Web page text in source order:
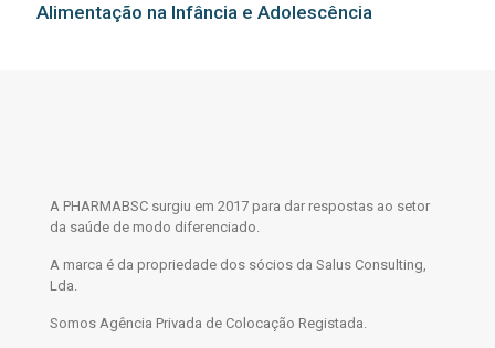
Alimentação na Infância e Adolescência
A PHARMABSC surgiu em 2017 para dar respostas ao setor
da saúde de modo diferenciado.
A marca é da propriedade dos sócios da Salus Consulting,
Lda.
Somos Agência Privada de Colocação Registada.